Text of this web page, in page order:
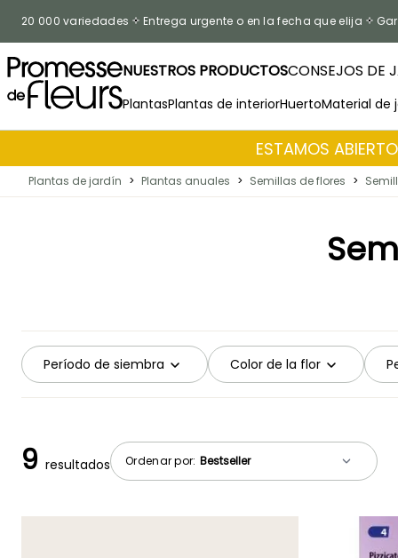
20 000 variedades Entrega urgente o en la fecha que elija
NUESTROS PRODUCTOSCONSEJOS DE
PlantasPlantas de interiorHuertoMaterial de
ESTAMOS
Plantas de jardín > Plantas anuales > Semillas de flores >
Período de siembra Color de la flor
Ordenar por:
9 resultados